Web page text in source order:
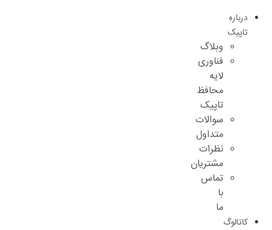
درباره
تاپیک
وبلاگ
فناوری
لایه
محافظ
تاپیک
سوالات
متداول
نظرات
مشتریان
تماس
با
ما
کاتالوگ